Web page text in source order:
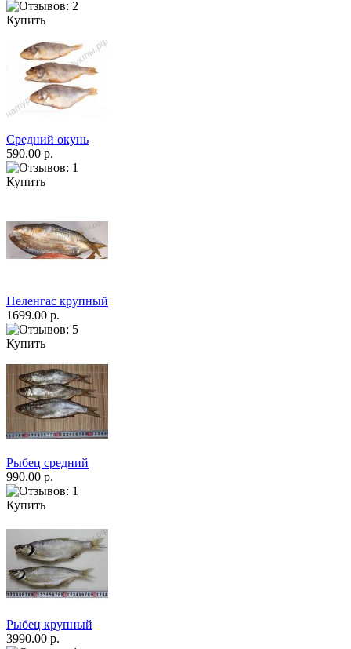
Купить
Средний окунь
590.00 р.
Купить
Пеленгас крупный
1699.00 р.
Купить
Рыбец средний
990.00 р.
Купить
Рыбец крупный
3990.00 р.